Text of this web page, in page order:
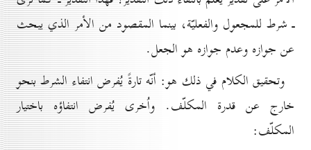
ـ شرط للمجعول والفعليّة، بينما المقصود من الأمر الذي يبحث
عن جوازه وعدم جوازه هو الجعل.
وتحقيق الكلام في ذلك هو: أنّه تارةً يُفرض انتفاء الشرط بنحو
خارج عن قدرة المكلّف. واُخرى يُفرض انتفاؤه باختيار
المكلّف: